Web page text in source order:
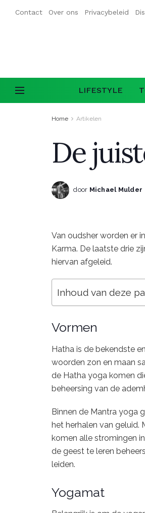
Contact Over ons Privacybeleid
LIFESTYLE
Home Artikelen
De
door Michael Mulder
Van oudsher worden er
Karma. De laatste drie
hiervan afgeleid.
Inhoud van deze
Vormen
Hatha is de bekendste
woorden zon en maan
de Hatha yoga komen
beheersing van de
Binnen de Mantra yoga
het herhalen van geluid.
komen alle stromingen
de geest te leren
leiden.
Yogamat